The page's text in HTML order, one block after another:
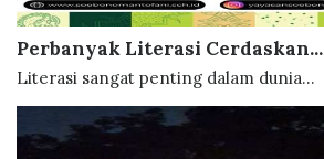
Perbanyak Literasi Cerdaskan...
Literasi sangat penting dalam dunia...